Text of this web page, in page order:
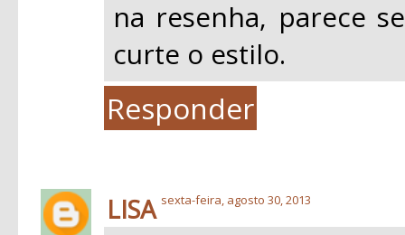
na resenha, parece
curte o estilo.
Responder
LISA sexta-feira, agosto 30, 2013